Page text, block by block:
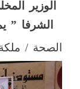
الوزير
الشرفا ”
الصحة /